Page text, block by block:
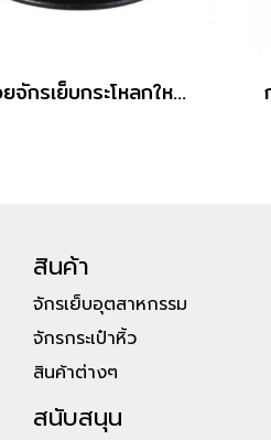
กระสวยจักรเย็บกระโหลกใหญ่ 201 Grade B
สินค้า
จักรเย็บอุตสาหกรรม
จักรกระเป๋าหิ้ว
สินค้าต่างๆ
สนับสนุน